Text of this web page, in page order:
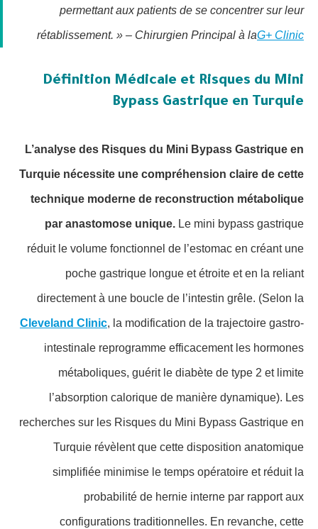
permettant aux patients de se concentrer sur leur
rétablissement. » – Chirurgien Principal à laG+ Clinic
Définition Médicale et Risques du Mini
Bypass Gastrique en Turquie
L’analyse des Risques du Mini Bypass Gastrique en
Turquie nécessite une compréhension claire de cette
technique moderne de reconstruction métabolique
par anastomose unique. Le mini bypass gastrique
réduit le volume fonctionnel de l’estomac en créant une
poche gastrique longue et étroite et en la reliant
directement à une boucle de l’intestin grêle. (Selon la
Cleveland Clinic, la modification de la trajectoire gastro-
intestinale reprogramme efficacement les hormones
métaboliques, guérit le diabète de type 2 et limite
l’absorption calorique de manière dynamique). Les
recherches sur les Risques du Mini Bypass Gastrique en
Turquie révèlent que cette disposition anatomique
simplifiée minimise le temps opératoire et réduit la
probabilité de hernie interne par rapport aux
configurations traditionnelles. En revanche, cette